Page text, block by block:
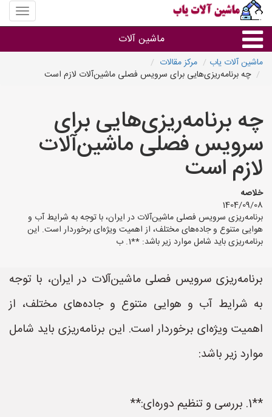
منوی
سایت
آلات
ماشین آلات
ماشین آلات
سایر گروه ها
ماشین آلات
ماشین آلات یاب
مرکز مقالات
چه برنامه‌ریزی‌هایی برای سرویس فصلی ماشین‌آلات لازم است
چه برنامه‌ریزی‌هایی برای
سرویس فصلی ماشین‌آلات
لازم است
خلاصه
1404/09/08
برنامه‌ریزی سرویس فصلی ماشین‌آلات در ایران، با توجه به شرایط آب و
هوایی متنوع و جاده‌های مختلف، از اهمیت ویژه‌ای برخوردار است. این
برنامه‌ریزی باید شامل موارد زیر باشد: **1. ب
برنامه‌ریزی سرویس فصلی ماشین‌آلات در ایران، با توجه
به شرایط آب و هوایی متنوع و جاده‌های مختلف، از
اهمیت ویژه‌ای برخوردار است. این برنامه‌ریزی باید شامل
موارد زیر باشد:
**1. بررسی و تنظیم دوره‌ای:**